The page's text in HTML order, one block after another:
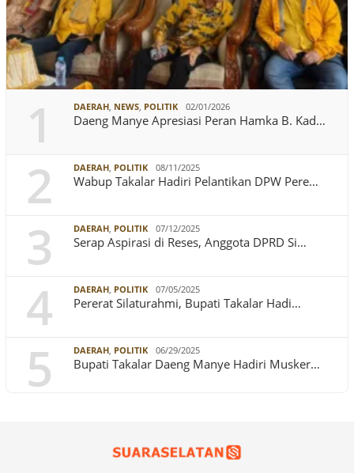
1 DAERAH, NEWS, POLITIK 02/01/2026
Daeng Manye Apresiasi Peran Hamka B. Kad…
2 DAERAH, POLITIK 08/11/2025
Wabup Takalar Hadiri Pelantikan DPW Pere…
3 DAERAH, POLITIK 07/12/2025
Serap Aspirasi di Reses, Anggota DPRD Si…
4 DAERAH, POLITIK 07/05/2025
Pererat Silaturahmi, Bupati Takalar Hadi…
5 DAERAH, POLITIK 06/29/2025
Bupati Takalar Daeng Manye Hadiri Musker…